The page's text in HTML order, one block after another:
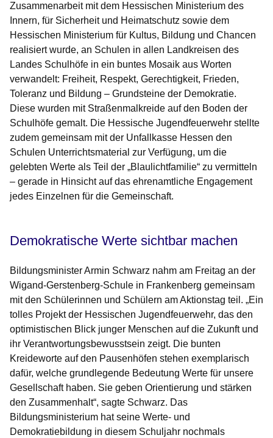
Zusammenarbeit mit dem Hessischen Ministerium des
Innern, für Sicherheit und Heimatschutz sowie dem
Hessischen Ministerium für Kultus, Bildung und Chancen
realisiert wurde, an Schulen in allen Landkreisen des
Landes Schulhöfe in ein buntes Mosaik aus Worten
verwandelt: Freiheit, Respekt, Gerechtigkeit, Frieden,
Toleranz und Bildung – Grundsteine der Demokratie.
Diese wurden mit Straßenmalkreide auf den Boden der
Schulhöfe gemalt. Die Hessische Jugendfeuerwehr stellte
zudem gemeinsam mit der Unfallkasse Hessen den
Schulen Unterrichtsmaterial zur Verfügung, um die
gelebten Werte als Teil der „Blaulichtfamilie“ zu vermitteln
– gerade in Hinsicht auf das ehrenamtliche Engagement
jedes Einzelnen für die Gemeinschaft.
Demokratische Werte sichtbar machen
Bildungsminister Armin Schwarz nahm am Freitag an der
Wigand-Gerstenberg-Schule in Frankenberg gemeinsam
mit den Schülerinnen und Schülern am Aktionstag teil. „Ein
tolles Projekt der Hessischen Jugendfeuerwehr, das den
optimistischen Blick junger Menschen auf die Zukunft und
ihr Verantwortungsbewusstsein zeigt. Die bunten
Kreideworte auf den Pausenhöfen stehen exemplarisch
dafür, welche grundlegende Bedeutung Werte für unsere
Gesellschaft haben. Sie geben Orientierung und stärken
den Zusammenhalt“, sagte Schwarz. Das
Bildungsministerium hat seine Werte- und
Demokratiebildung in diesem Schuljahr nochmals